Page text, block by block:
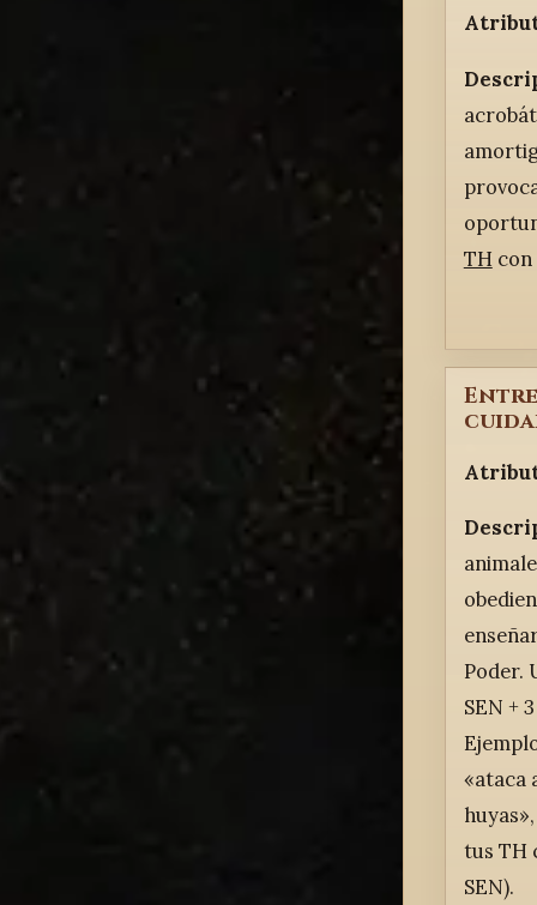
TH con
Poder.
SEN +
«ataca
tus TH
SEN).